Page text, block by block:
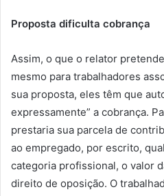
Proposta dificulta cobrança
Assim, o que o relator
mesmo para trabalhadores
sua proposta, eles têm que
expressamente” a cobrança.
prestaria sua parcela de
ao empregado, por escrito,
categoria profissional, o valor
direito de oposição. O